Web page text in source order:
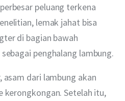
peluang terkena
lemak jahat bisa
di bagian bawah
penghalang lambung.
dari lambung akan
kerongkongan. Setelah itu,